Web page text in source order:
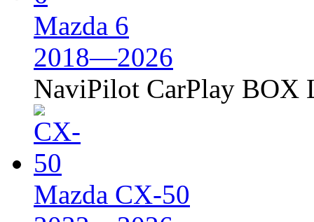
Mazda 6
2018—2026
NaviPilot CarPlay BOX
Mazda CX-50